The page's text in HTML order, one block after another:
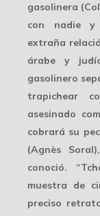
gasolinera
con nadie y
extraña
árabe y
gasolinero
trapichear
asesinado
cobrará su
(Agnès
conoció.
muestra de
preciso